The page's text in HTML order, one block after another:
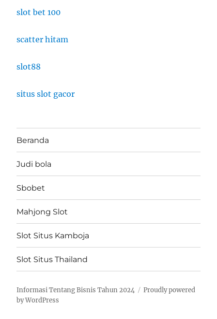
slot bet 100
scatter hitam
slot88
situs slot gacor
Beranda
Judi bola
Sbobet
Mahjong Slot
Slot Situs Kamboja
Slot Situs Thailand
Informasi Tentang Bisnis Tahun 2024
Proudly powered
by WordPress